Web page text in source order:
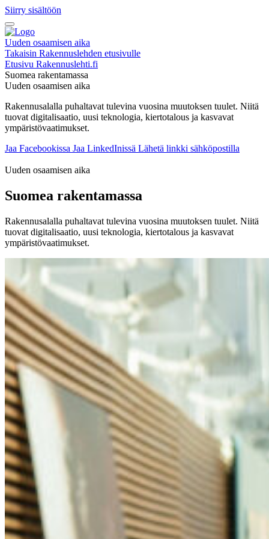
Siirry sisältöön
Uuden osaamisen aika
Takaisin Rakennuslehden etusivulle
Etusivu Rakennuslehti.fi
Suomea rakentamassa
Uuden osaamisen aika
Rakennusalalla puhaltavat tulevina vuosina muutoksen tuulet. Niitä
tuovat digitalisaatio, uusi teknologia, kiertotalous ja kasvavat
ympäristövaatimukset.
Jaa Facebookissa Jaa LinkedInissä Lähetä linkki sähköpostilla
Uuden osaamisen aika
Suomea rakentamassa
Rakennusalalla puhaltavat tulevina vuosina muutoksen tuulet. Niitä
tuovat digitalisaatio, uusi teknologia, kiertotalous ja kasvavat
ympäristövaatimukset.